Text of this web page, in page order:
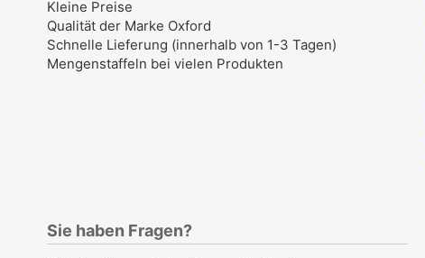
Kleine Preise
Qualität der Marke Oxford
Schnelle Lieferung (innerhalb von 1-3 Tagen)
Mengenstaffeln bei vielen Produkten
Sie haben Fragen?